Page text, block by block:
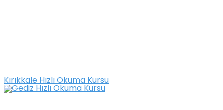
Kırıkkale Hızlı Okuma Kursu